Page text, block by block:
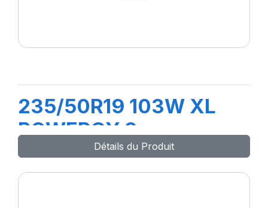
235/50R19 103W XL
POWERGY 2
Détails du Produit